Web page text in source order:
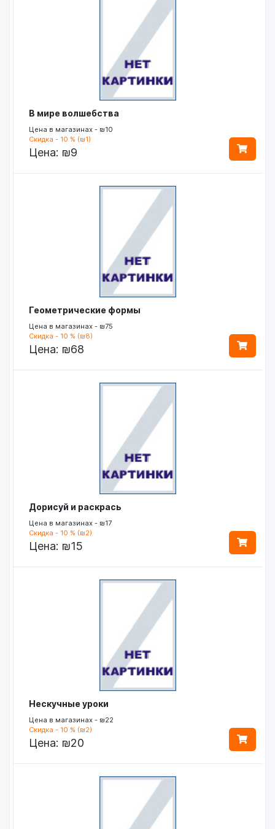
В мире волшебства
Цена в магазинах - ₪10
Скидка - 10 % (₪1)
Цена: ₪9
Геометрические формы
Цена в магазинах - ₪75
Скидка - 10 % (₪8)
Цена: ₪68
Дорисуй и раскрась
Цена в магазинах - ₪17
Скидка - 10 % (₪2)
Цена: ₪15
Нескучные уроки
Цена в магазинах - ₪22
Скидка - 10 % (₪2)
Цена: ₪20